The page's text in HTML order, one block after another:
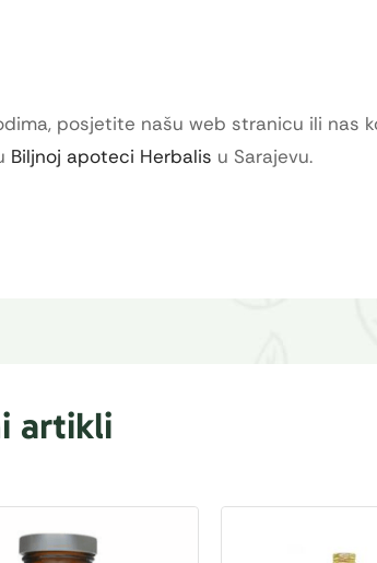
posjetite našu web stranicu ili nas
Biljnoj apoteci Herbalis u Sarajevu.
artikli